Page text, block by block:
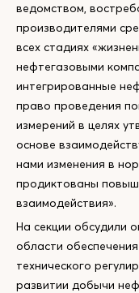
ведомством,
производителями
всех стадиях
нефтегазовыми
интегрированные
право проведения
измерений в целях
основе
нами изменения в
продиктованы
взаимодействия».
На секции обсудили
области
технического
развитии добычи